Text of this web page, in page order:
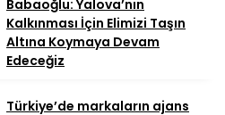
Babaoğlu: Yalova’nın
Kalkınması İçin Elimizi Taşın
Altına Koymaya Devam
Edeceğiz
Türkiye’de markaların ajans